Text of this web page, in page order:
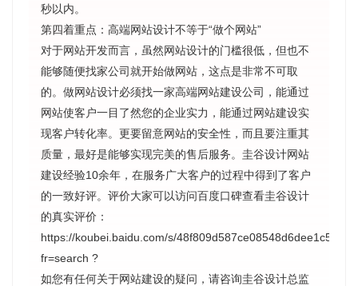
秒以内。
第四着重点：高端网站设计不等于“做个网站”
对于网站开发而言，虽然网站设计的门槛很低，但也不
能够随便找家公司就开始做网站，这点是非常不可取
的。做网站设计必须找一家高端网站建设公司，能通过
网站使客户一目了然您的企业实力，能通过网站建设实
现客户转化率。更要留意网站的安全性，而且要注重其
质量，最好是能够实现完美的售后服务。圭谷设计网站
建设经验10余年，在服务广大客户的过程中得到了客户
的一致好评。评价大家可以访问百度口碑查看圭谷设计
的真实评价：
https://koubei.baidu.com/s/
fr=search ?
如您有任何关于网站建设的疑问，请咨询圭谷设计总监